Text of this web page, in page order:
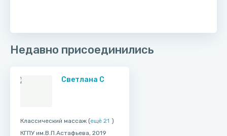
Недавно присоединились
Светлана С
Классический массаж (ещё 21 )
КГПУ им.В.П.Астафьева, 2019